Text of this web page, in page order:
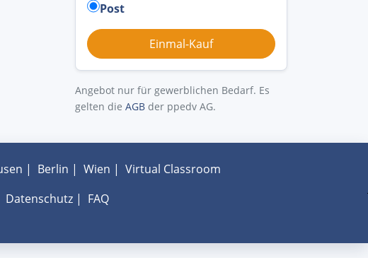
Post
Angebot nur für gewerblichen Bedarf. Es
gelten die AGB der ppedv AG.
| Berlin | Wien | Virtual Classroom
Datenschutz| FAQ